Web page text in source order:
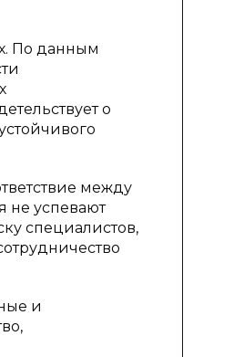
По данным
о
между
не успевают
специалистов,
и